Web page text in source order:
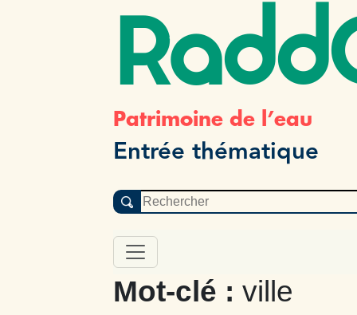
Patrimoine de l’eau
Entrée thématique
Mot-clé : ville